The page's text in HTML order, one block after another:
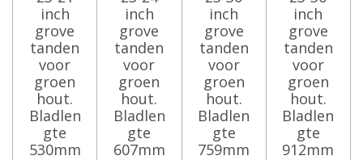
inch
grove
tanden
voor
groen
hout.
Bladlen
gte
530mm
inch
grove
tanden
voor
groen
hout.
Bladlen
gte
607mm
inch
grove
tanden
voor
groen
hout.
Bladlen
gte
759mm
inch
grove
tanden
voor
groen
hout.
Bladlen
gte
912mm